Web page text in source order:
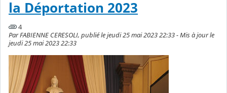
la Déportation 2023
4
Par FABIENNE CERESOLI, publié le jeudi 25 mai 2023 22:33 - Mis à jour le
jeudi 25 mai 2023 22:33